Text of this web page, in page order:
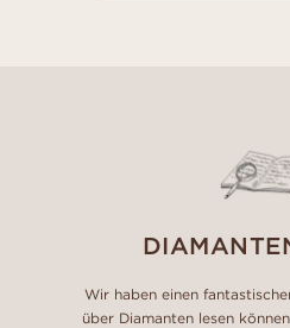
Wir haben einen
über Diamanten lesen